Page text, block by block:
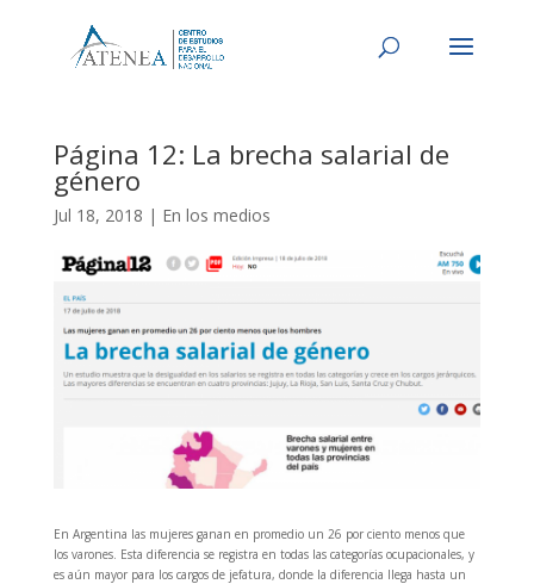
Página 12: La brecha salarial de
género
Jul 18, 2018 | En los medios
En Argentina las mujeres ganan en promedio un 26 por ciento menos que
los varones. Esta diferencia se registra en todas las categorías ocupacionales, y
es aún mayor para los cargos de jefatura, donde la diferencia llega hasta un